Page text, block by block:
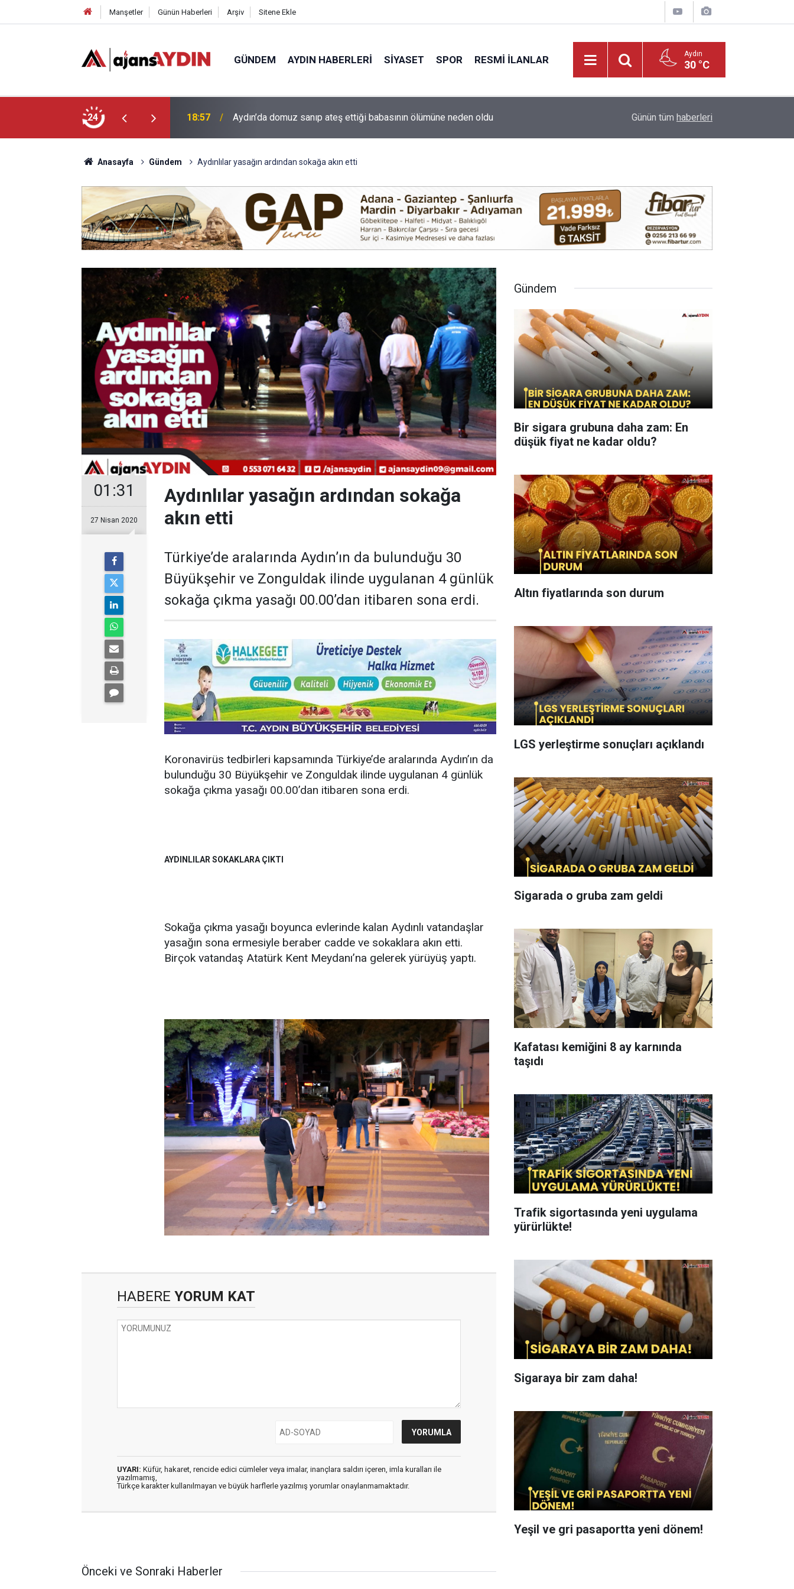
Manşetler Günün Haberleri Arşiv Sitene Ekle
GÜNDEM AYDIN HABERLERI SIYASET SPOR RESMI İLANLAR Aydın
30 °C
24
ölümüne neden oldu 18:13 Yeni Parti'nin Aydın kurucu yönetimi belli oldu Vali Varol, Adalet Bakan Yardımcısı Can Tuncay'ı
Günün tüm haberleri
Anasayfa Gündem Aydınlılar yasağın ardından sokağa akın etti
01:31
27 Nisan 2020
Aydınlılar yasağın ardından sokağa
akın etti
Türkiye’de aralarında Aydın’ın da bulunduğu 30
Büyükşehir ve Zonguldak ilinde uygulanan 4 günlük
sokağa çıkma yasağı 00.00’dan itibaren sona erdi.
Koronavirüs tedbirleri kapsamında Türkiye’de aralarında Aydın’ın da
bulunduğu 30 Büyükşehir ve Zonguldak ilinde uygulanan 4 günlük
sokağa çıkma yasağı 00.00’dan itibaren sona erdi.
AYDINLILAR SOKAKLARA ÇIKTI
Sokağa çıkma yasağı boyunca evlerinde kalan Aydınlı vatandaşlar
yasağın sona ermesiyle beraber cadde ve sokaklara akın etti.
Birçok vatandaş Atatürk Kent Meydanı’na gelerek yürüyüş yaptı.
HABERE YORUM KAT
UYARI: Küfür, hakaret, rencide edici cümleler veya imalar, inançlara saldırı içeren, imla kuralları ile
yazılmamış,
Türkçe karakter kullanılmayan ve büyük harflerle yazılmış yorumlar onaylanmamaktadır.
Önceki ve Sonraki Haberler
Gündem
Bir sigara grubuna daha zam: En
düşük fiyat ne kadar oldu?
Altın fiyatlarında son durum
LGS yerleştirme sonuçları açıklandı
Sigarada o gruba zam geldi
Kafatası kemiğini 8 ay karnında
taşıdı
Trafik sigortasında yeni uygulama
yürürlükte!
Sigaraya bir zam daha!
Yeşil ve gri pasaportta yeni dönem!